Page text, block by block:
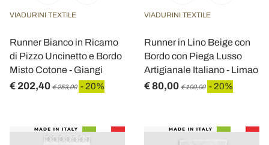
VIADURINI TEXTILE
Runner Bianco in Ricamo
di Pizzo Uncinetto e Bordo
Misto Cotone - Giangi
€ 202,40 € 253,00 - 20%
VIADURINI TEXTILE
Runner in Lino Beige con
Bordo con Piega Lusso
Artigianale Italiano - Limao
€ 80,00 € 100,00 - 20%